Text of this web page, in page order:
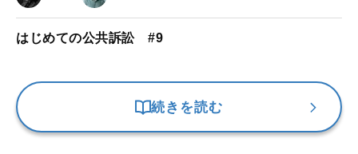
はじめての公共訴訟 #9
続きを読む